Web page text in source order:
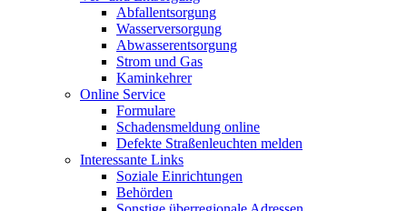
Abfallentsorgung
Wasserversorgung
Abwasserentsorgung
Strom und Gas
Kaminkehrer
Online Service
Formulare
Schadensmeldung online
Defekte Straßenleuchten melden
Interessante Links
Soziale Einrichtungen
Behörden